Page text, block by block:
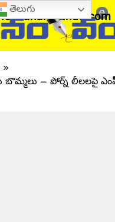
– పోర్న్ లీలలపై
తెలుగు